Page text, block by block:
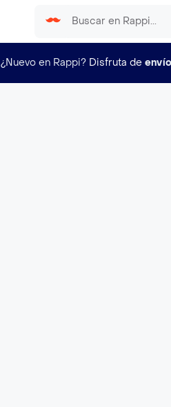
¿Nuevo en Rappi? Disfruta de